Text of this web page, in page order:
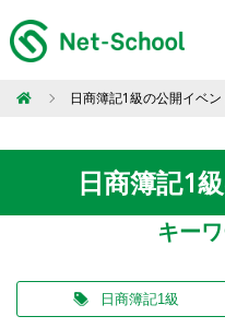
日商簿記1級の公開イベン
日商簿記1
キー
日商簿記1級